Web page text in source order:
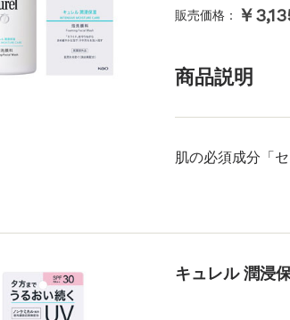
販売価格：
￥
商品説明
肌の必須成分「
キュレル 潤浸